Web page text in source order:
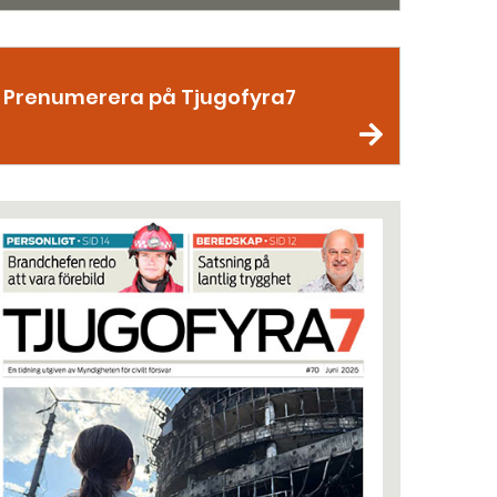
Prenumerera på Tjugofyra7